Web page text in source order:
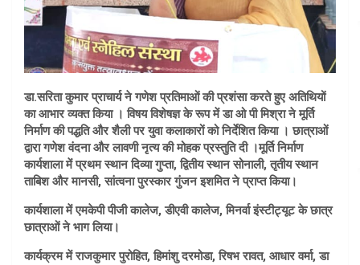
डा.सरिता कुमार प्राचार्य ने गणेश प्रतिमाओं की प्रशंसा करते हुए अतिथियों
का आभार व्यक्त किया । विषय विशेषज्ञ के रूप में डा ओ पी मिश्रा ने मूर्ति
निर्माण की पद्धति और शैली पर युवा कलाकारों को निर्देशित किया । छात्राओं
द्वारा गणेश वंदना और लावणी नृत्य की मोहक प्रस्तुति दी ।मूर्ति निर्माण
कार्यशाला में प्रथम स्थान दिव्या गुप्ता, द्वितीय स्थान सोनाली, तृतीय स्थान
ताबिश और मानसी, सांत्वना पुरस्कार गुंजन इशमित ने प्राप्त किया।
कार्यशाला में एमकेपी पीजी कालेज, डीएवी कालेज, मिनर्वा इंस्टीट्यूट के छात्र
छात्राओं ने भाग लिया।
कार्यक्रम में राजकुमार पुरोहित, हिमांशु दरमोडा, रिषभ रावत, आधार वर्मा, डा